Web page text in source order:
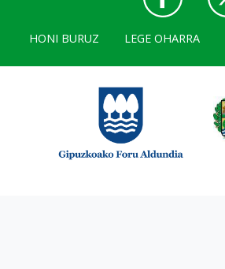
HONI BURUZ LEGE OHARRA